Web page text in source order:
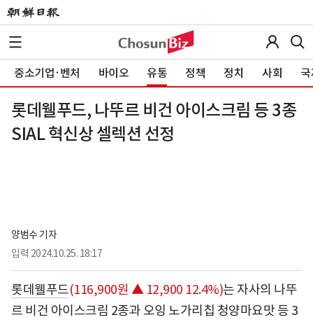
중소기업·벤처 바이오 유통 정책 정치 사회
롯데웰푸드, 나뚜르 비건 아이스크림 등 3종
SIAL 혁신상 셀렉션 선정
양범수 기자
입력 2024.10.25. 18:17
롯데웰푸드(116,900원 ▲ 12,900 12.4%)는 자사의 나뚜
르 비건 아이스크림 2종과 오잉 노가리칩 청양마요맛 등 3